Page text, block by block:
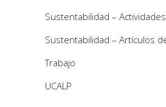
Sustentabilidad – Actividades
Sustentabilidad – Artículos
Trabajo
UCALP